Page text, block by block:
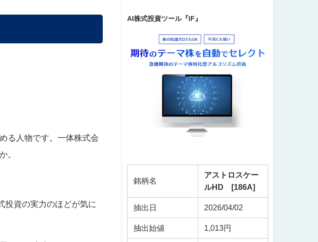
る人物です。一体株式会
。
投資の実力のほどが気に
AI株式投資ツール『IF』
銘柄名
アストロスケー
ルHD [186A]
抽出日 2026/04/02
抽出始値 1,013円